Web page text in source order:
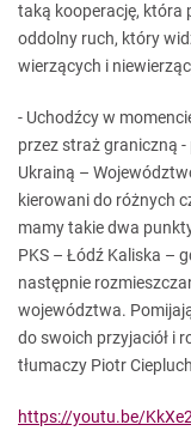
taką kooperację, która
oddolny ruch, który
wierzących i
- Uchodźcy w
przez straż graniczną
Ukrainą –
kierowani do różnych
mamy takie dwa
PKS – Łódź Kaliska –
następnie
województwa.
do swoich przyjaciół i
tłumaczy Piotr
https://youtu.be/